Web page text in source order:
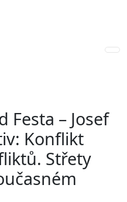
Festa – Josef
Konflikt
Střety